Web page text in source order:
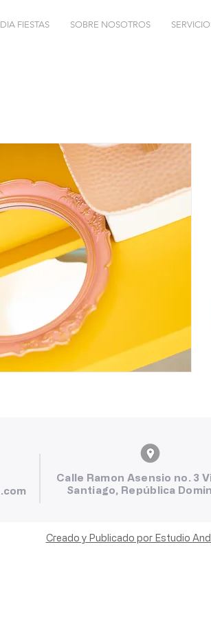
FIESTAS SOBRE NOSOTROS
Calle Ramon Asensio no. 3
Santiago, República
Creado y Publicado por Estudio